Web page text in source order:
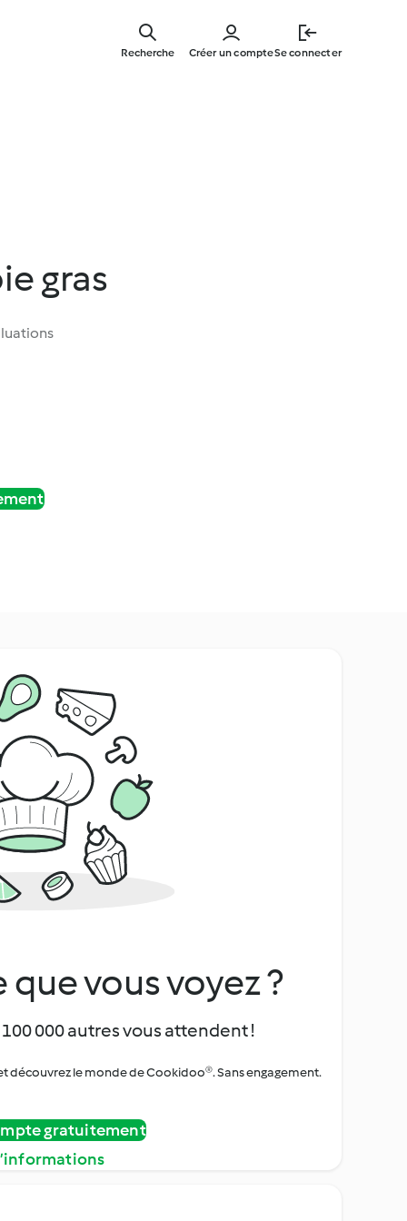
main
Créer un compteSe connecter
Recherche
gras
vous voyez ?
000 autres vous attendent !
découvrez le monde de Cookidoo®. Sans engagement.
gratuitement